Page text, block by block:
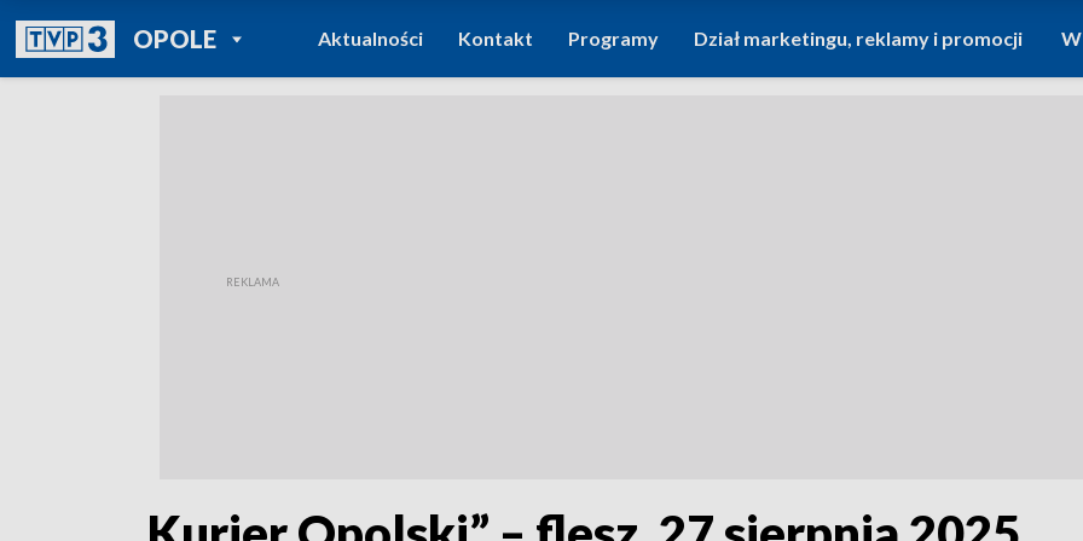
OPOLEPOWRÓT DO
TVP REGIONY
Aktualności Kontakt Programy Dział marketingu, reklamy i promocji